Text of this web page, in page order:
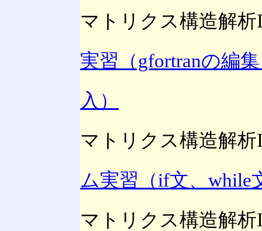
マトリクス構造解
実習（gfortranの編
入）
マトリクス構造解
ム実習（if文、while
マトリクス構造解